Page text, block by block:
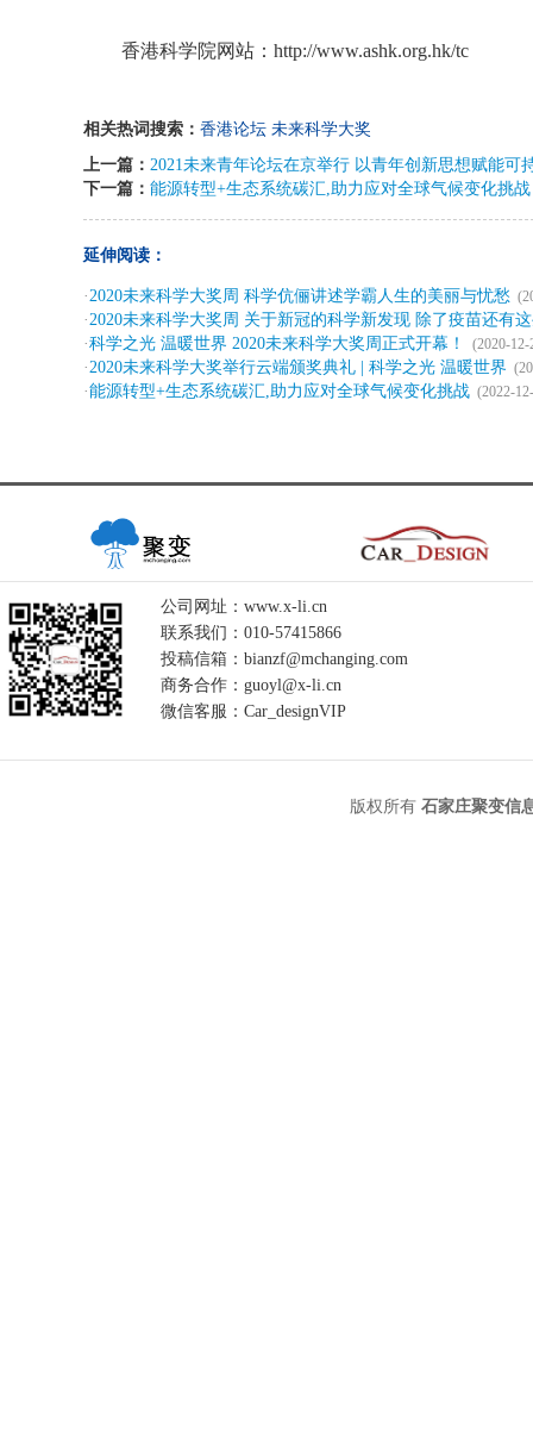
香港科学院网站：http://www.ashk.org.hk/tc
相关热词搜索： 香港论坛 未来科学大奖
上一篇： 2021未来青年论坛在京举行 以青年创新思想赋能可
下一篇： 能源转型+生态系统碳汇,助力应对全球气候变化挑战
延伸阅读：
·2020未来科学大奖周 科学伉俪讲述学霸人生的美丽与忧愁
·2020未来科学大奖周 关于新冠的科学新发现 除了疫苗还有
·科学之光 温暖世界 2020未来科学大奖周正式开幕！ (2020-12-
·2020未来科学大奖举行云端颁奖典礼 | 科学之光 温暖世界
·能源转型+生态系统碳汇,助力应对全球气候变化挑战 (2022-
公司网址：www.x-li.cn
联系我们：010-57415866
投稿信箱：bianzf@mchanging.com
商务合作：guoyl@x-li.cn
微信客服：Car_designVIP
版权所有 石家庄聚变信